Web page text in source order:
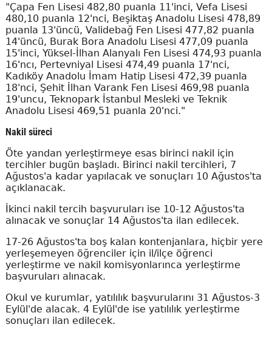
"Çapa Fen Lisesi 482,80 puanla 11'inci, Vefa Lisesi
480,10 puanla 12'nci, Beşiktaş Anadolu Lisesi 478,89
puanla 13'üncü, Validebağ Fen Lisesi 477,82 puanla
14'üncü, Burak Bora Anadolu Lisesi 477,09 puanla
15'inci, Yüksel-İlhan Alanyalı Fen Lisesi 474,93 puanla
16'ncı, Pertevniyal Lisesi 474,49 puanla 17'nci,
Kadıköy Anadolu İmam Hatip Lisesi 472,39 puanla
18'nci, Şehit İlhan Varank Fen Lisesi 469,98 puanla
19'uncu, Teknopark İstanbul Mesleki ve Teknik
Anadolu Lisesi 469,51 puanla 20'nci."
Nakil süreci
Öte yandan yerleştirmeye esas birinci nakil için
tercihler bugün başladı. Birinci nakil tercihleri, 7
Ağustos'a kadar yapılacak ve sonuçları 10 Ağustos'ta
açıklanacak.
İkinci nakil tercih başvuruları ise 10-12 Ağustos'ta
alınacak ve sonuçlar 14 Ağustos'ta ilan edilecek.
17-26 Ağustos'ta boş kalan kontenjanlara, hiçbir yere
yerleşemeyen öğrenciler için il/ilçe öğrenci
yerleştirme ve nakil komisyonlarınca yerleştirme
başvuruları alınacak.
Okul ve kurumlar, yatılılık başvurularını 31 Ağustos-3
Eylül'de alacak. 4 Eylül'de ise yatılılık yerleştirme
sonuçları ilan edilecek.